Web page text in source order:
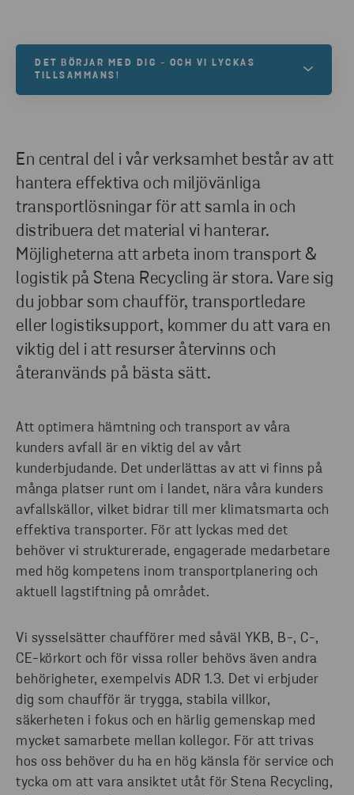
En central del i vår verksamhet består av att
hantera effektiva och miljövänliga
transportlösningar för att samla in och
distribuera det material vi hanterar.
Möjligheterna att arbeta inom transport &
logistik på Stena Recycling är stora. Vare sig
du jobbar som chaufför, transportledare
eller logistiksupport, kommer du att vara en
viktig del i att resurser återvinns och
återanvänds på bästa sätt.
Att optimera hämtning och transport av våra
kunders avfall är en viktig del av vårt
kunderbjudande. Det underlättas av att vi finns på
många platser runt om i landet, nära våra kunders
avfallskällor, vilket bidrar till mer klimatsmarta och
effektiva transporter. För att lyckas med det
behöver vi strukturerade, engagerade medarbetare
med hög kompetens inom transportplanering och
aktuell lagstiftning på området.
Vi sysselsätter chaufförer med såväl YKB, B-, C-,
CE-körkort och för vissa roller behövs även andra
behörigheter, exempelvis ADR 1.3. Det vi erbjuder
dig som chaufför är trygga, stabila villkor,
säkerheten i fokus och en härlig gemenskap med
mycket samarbete mellan kollegor. För att trivas
hos oss behöver du ha en hög känsla för service och
tycka om att vara ansiktet utåt för Stena Recycling,
DET BÖRJAR MED DIG - OCH VI LYCKAS
TILLSAMMANS!
nyfiken, modig och engagerad. Välkommen till oss!
LEDIGA TJÄNSTER